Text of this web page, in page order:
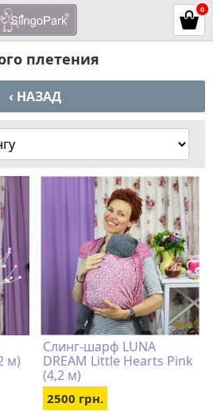
0
плетения
‹ НАЗАД
м)
Слинг-шарф LUNA
DREAM Little Hearts Pink
(4,2 м)
2500 грн.